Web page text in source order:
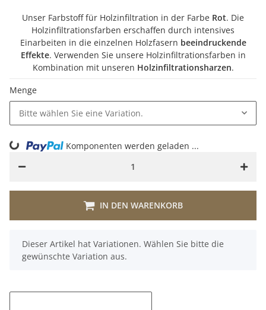
Unser Farbstoff für Holzinfiltration in der Farbe Rot. Die
Holzinfiltrationsfarben erschaffen durch intensives
Einarbeiten in die einzelnen Holzfasern beeindruckende
Effekte. Verwenden Sie unsere Holzinfiltrationsfarben in
Kombination mit unseren Holzinfiltrationsharzen.
Menge
Bitte wählen Sie eine Variation.
IN DEN WARENKORB
Komponenten werden geladen ...
x
Dieser Artikel hat Variationen. Wählen Sie bitte die
gewünschte Variation aus.